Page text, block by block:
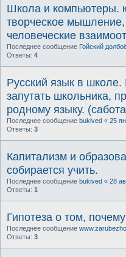
Школа и компьютеры.
творческое
человеческие
Последнее сообщение Гойский
Ответы: 4
Русский язык в
запутать школьника,
родному языку.
Последнее сообщение bukived « 25
Ответы: 3
Капитализм и
собирается учить.
Последнее сообщение bukived « 28
Ответы: 1
Гипотеза о том,
Последнее сообщение
Ответы: 3